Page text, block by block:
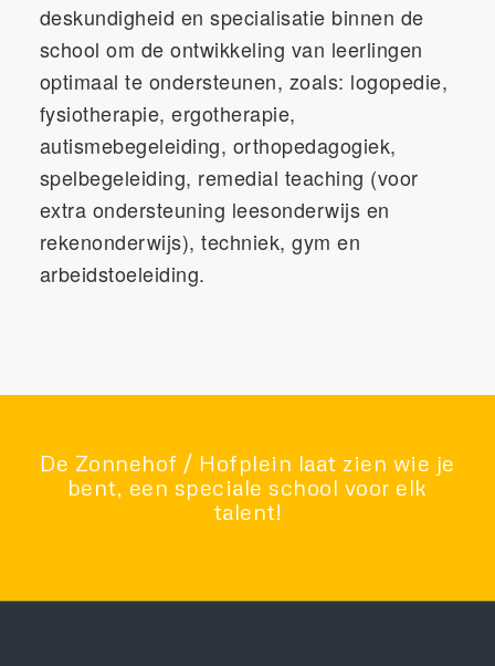
deskundigheid en specialisatie binnen de
school om de ontwikkeling van leerlingen
optimaal te ondersteunen, zoals: logopedie,
fysiotherapie, ergotherapie,
autismebegeleiding, orthopedagogiek,
spelbegeleiding, remedial teaching (voor
extra ondersteuning leesonderwijs en
rekenonderwijs), techniek, gym en
arbeidstoeleiding.
De Zonnehof / Hofplein laat zien wie je
bent, een speciale school voor elk
talent!